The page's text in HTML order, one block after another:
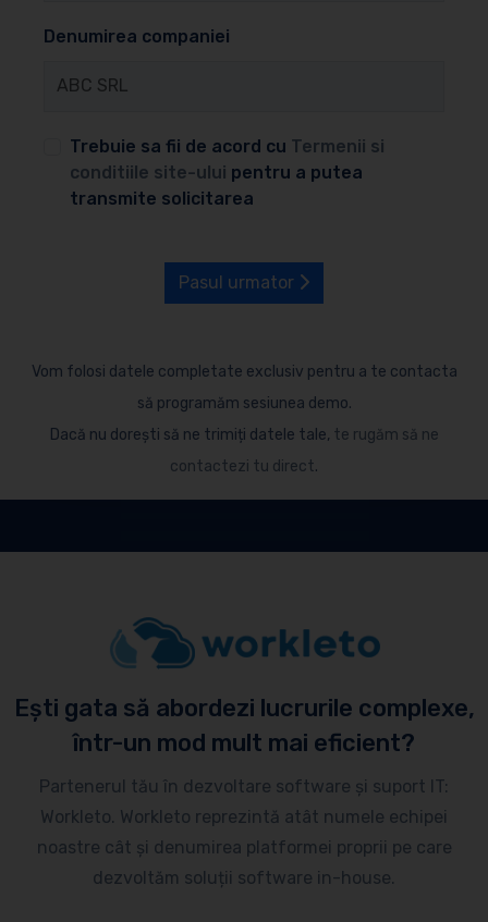
Denumirea companiei
Trebuie sa fii de acord cu Termenii si
conditiile site-ului pentru a putea
transmite solicitarea
Pasul urmator
Vom folosi datele completate exclusiv pentru a te contacta
să programăm sesiunea demo.
Dacă nu dorești să ne trimiți datele tale, te rugăm să ne
contactezi tu direct.
Ești gata să abordezi lucrurile complexe,
într-un mod mult mai eficient?
Partenerul tău în dezvoltare software și suport IT:
Workleto. Workleto reprezintă atât numele echipei
noastre cât și denumirea platformei proprii pe care
dezvoltăm soluții software in-house.